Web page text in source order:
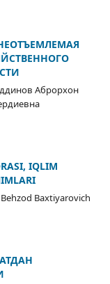
Аброрхон
IQLIM
Baxtiyarovich